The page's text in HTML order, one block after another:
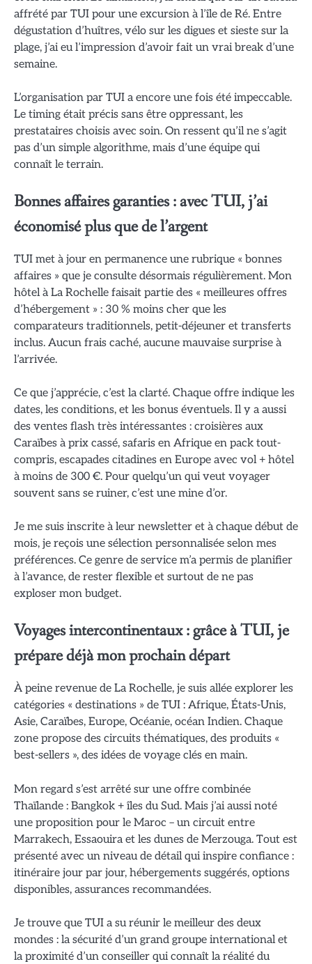
affrété par TUI pour une excursion à l’île de Ré. Entre
dégustation d’huîtres, vélo sur les digues et sieste sur la
plage, j’ai eu l’impression d’avoir fait un vrai break d’une
semaine.
L’organisation par TUI a encore une fois été impeccable.
Le timing était précis sans être oppressant, les
prestataires choisis avec soin. On ressent qu’il ne s’agit
pas d’un simple algorithme, mais d’une équipe qui
connaît le terrain.
Bonnes affaires garanties : avec TUI, j’ai
économisé plus que de l’argent
TUI met à jour en permanence une rubrique « bonnes
affaires » que je consulte désormais régulièrement. Mon
hôtel à La Rochelle faisait partie des « meilleures offres
d’hébergement » : 30 % moins cher que les
comparateurs traditionnels, petit-déjeuner et transferts
inclus. Aucun frais caché, aucune mauvaise surprise à
l’arrivée.
Ce que j’apprécie, c’est la clarté. Chaque offre indique les
dates, les conditions, et les bonus éventuels. Il y a aussi
des ventes flash très intéressantes : croisières aux
Caraïbes à prix cassé, safaris en Afrique en pack tout-
compris, escapades citadines en Europe avec vol + hôtel
à moins de 300 €. Pour quelqu’un qui veut voyager
souvent sans se ruiner, c’est une mine d’or.
Je me suis inscrite à leur newsletter et à chaque début de
mois, je reçois une sélection personnalisée selon mes
préférences. Ce genre de service m’a permis de planifier
à l’avance, de rester flexible et surtout de ne pas
exploser mon budget.
Voyages intercontinentaux : grâce à TUI, je
prépare déjà mon prochain départ
À peine revenue de La Rochelle, je suis allée explorer les
catégories « destinations » de TUI : Afrique, États-Unis,
Asie, Caraïbes, Europe, Océanie, océan Indien. Chaque
zone propose des circuits thématiques, des produits «
best-sellers », des idées de voyage clés en main.
Mon regard s’est arrêté sur une offre combinée
Thaïlande : Bangkok + îles du Sud. Mais j’ai aussi noté
une proposition pour le Maroc – un circuit entre
Marrakech, Essaouira et les dunes de Merzouga. Tout est
présenté avec un niveau de détail qui inspire confiance :
itinéraire jour par jour, hébergements suggérés, options
disponibles, assurances recommandées.
Je trouve que TUI a su réunir le meilleur des deux
mondes : la sécurité d’un grand groupe international et
la proximité d’un conseiller qui connaît la réalité du